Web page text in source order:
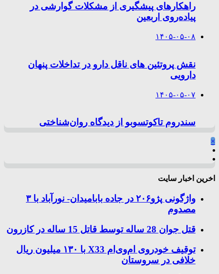
راهکارهای پیشگیری از مشکلات گوارشی در
پیاده‌روی اربعین
۱۴۰۵-۰۵-۰۸
نقش پروتئین های ناقل دارو در تداخلات پنهان
دارویی
۱۴۰۵-۰۵-۰۷
سندروم تاکوتسوبو از دیدگاه روان‌شناختی
×
اخرین اخبار سایت
واژگونی پژو۲۰۶ در جاده بابامیدان- نورآباد با ۳
مصدوم
قتل جوان 28 ساله توسط قاتل 15 ساله در کازرون
توقیف خودروی ام‌وی‌ام X33 با ۱۳۰ میلیون ریال
خلافی در سروستان